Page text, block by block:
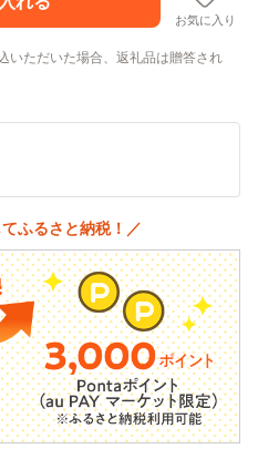
お気に入り
いただいた場合、返礼品は贈答され
ふるさと納税！／